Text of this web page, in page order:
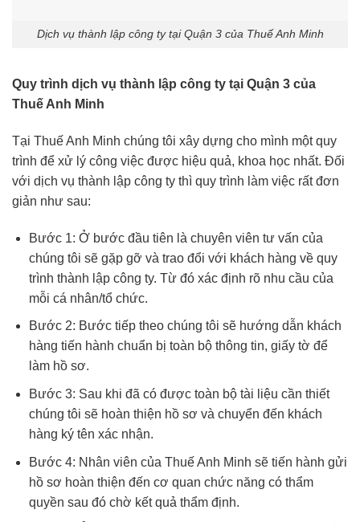
Dịch vụ thành lập công ty tại Quận 3 của Thuế Anh Minh
Quy trình dịch vụ thành lập công ty tại Quận 3 của
Thuế Anh Minh
Tại Thuế Anh Minh chúng tôi xây dựng cho mình một quy
trình để xử lý công việc được hiệu quả, khoa học nhất. Đối
với dịch vụ thành lập công ty thì quy trình làm việc rất đơn
giản như sau:
Bước 1: Ở bước đầu tiên là chuyên viên tư vấn của
chúng tôi sẽ gặp gỡ và trao đổi với khách hàng về quy
trình thành lập công ty. Từ đó xác định rõ nhu cầu của
mỗi cá nhân/tổ chức.
Bước 2: Bước tiếp theo chúng tôi sẽ hướng dẫn khách
hàng tiến hành chuẩn bị toàn bộ thông tin, giấy tờ để
làm hồ sơ.
Bước 3: Sau khi đã có được toàn bộ tài liệu cần thiết
chúng tôi sẽ hoàn thiện hồ sơ và chuyển đến khách
hàng ký tên xác nhận.
Bước 4: Nhân viên của Thuế Anh Minh sẽ tiến hành gửi
hồ sơ hoàn thiện đến cơ quan chức năng có thẩm
quyền sau đó chờ kết quả thẩm định.